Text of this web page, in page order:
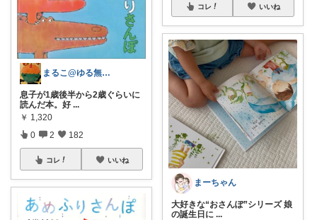
まるこ@ゆる無添加
息子が1歳後半から2歳ぐらいに
読んだ本。好 ...
￥ 1,320
0 2 182
コレ いいね
コレ いいね
まーちゃん
大好きな“おさんぽ”シリーズ 娘
の誕生日に ...